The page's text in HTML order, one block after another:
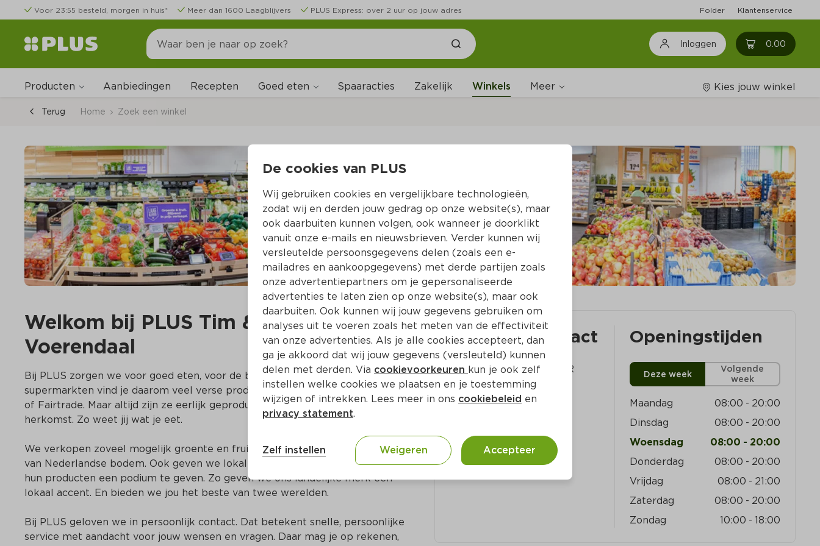
Voor 23:55 besteld, morgen in huis* Meer dan 1600 Laagblijvers PLUS Express: over 2 uur op jouw adres Folder Klantenservice
Inloggen 0.00 0
Producten Aanbiedingen Recepten Goed eten Spaaracties Zakelijk Winkels Meer
Wijnshop
Boodschappenlijstjes
Kies jouw winkel
Terug Home Zoek een winkel
Welkom bij PLUS Tim & Joyce Janssen
Voerendaal
Bij PLUS zorgen we voor goed eten, voor de buurt en voor elkaar. In onze
supermarkten vind je daarom veel verse producten. Soms zijn die biologisch
of Fairtrade. Maar altijd zijn ze eerlijk geproduceerd en met een duidelijke
herkomst. Zo weet jij wat je eet.
We verkopen zoveel mogelijk groente en fruit uit het seizoen, liefst
van Nederlandse bodem. Ook geven we lokale ondernemers de ruimte om
hun producten een podium te geven. Zo geven we ons landelijke merk een
lokaal accent. En bieden we jou het beste van twee werelden.
Bij PLUS geloven we in persoonlijk contact. Dat betekent snelle, persoonlijke
service met aandacht voor jouw wensen en vragen. Daar mag je op rekenen,
Adres en contact
Kerkplein 36 6367 ER
Voerendaal
Openingstijden
Deze week
Volgende
week
Maandag 08:00 - 20:00
Dinsdag
08:00 - 20:00
Woensdag
08:00 - 20:00
Donderdag
08:00 - 20:00
Vrijdag
08:00 - 21:00
Zaterdag
08:00 - 20:00
Zondag
10:00 - 18:00
De cookies van PLUS
Wij gebruiken cookies en vergelijkbare technologieën,
zodat wij en derden jouw gedrag op onze website(s), maar
ook daarbuiten kunnen volgen, ook wanneer je doorklikt
vanuit onze e-mails en nieuwsbrieven. Verder kunnen wij
versleutelde persoonsgegevens delen (zoals een e-
mailadres en aankoopgegevens) met derde partijen zoals
onze advertentiepartners om je gepersonaliseerde
advertenties te laten zien op onze website(s), maar ook
daarbuiten. Ook kunnen wij jouw gegevens gebruiken om
analyses uit te voeren zoals het meten van de effectiviteit
van onze advertenties. Als je alle cookies accepteert, dan
ga je akkoord dat wij jouw gegevens (versleuteld) kunnen
delen met derden. Via cookievoorkeuren kun je ook zelf
instellen welke cookies we plaatsen en je toestemming
wijzigen of intrekken. Lees meer in ons cookiebeleid en
privacy statement.
Zelf instellen Weigeren Accepteer